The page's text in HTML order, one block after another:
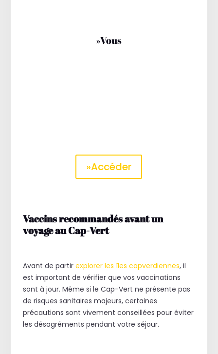
»Vous
»Accéder
Vaccins recommandés avant un
voyage au Cap-Vert
Avant de partirexplorer les îles capverdiennes, il
est important de vérifier que vos vaccinations
sont à jour. Même si le Cap-Vert ne présente pas
de risques sanitaires majeurs, certaines
précautions sont vivement conseillées pour éviter
les désagréments pendant votre séjour.